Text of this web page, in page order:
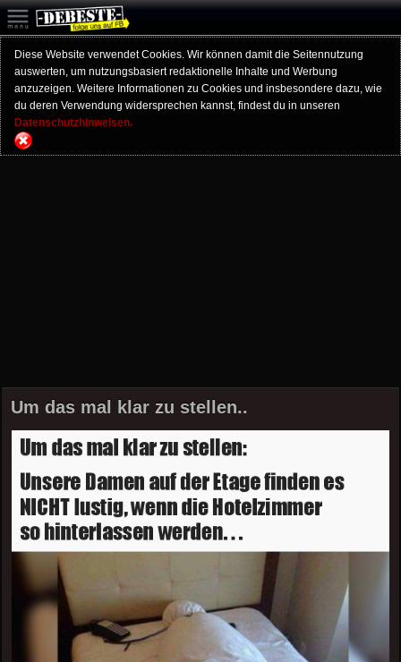
Diese Website verwendet Cookies. Wir können damit die Seitennutzung
auswerten, um nutzungsbasiert redaktionelle Inhalte und Werbung
anzuzeigen. Weitere Informationen zu Cookies und insbesondere dazu, wie
du deren Verwendung widersprechen kannst, findest du in unseren
Datenschutzhinweisen.
Um das mal klar zu stellen..